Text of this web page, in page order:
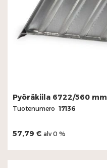
Pyöräkiila 6722/560 mm
Tuotenumero 17136
57,79 € alv 0 %